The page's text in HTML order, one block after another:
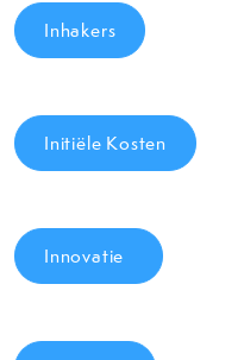
Inhakers
Initiële Kosten
Innovatie